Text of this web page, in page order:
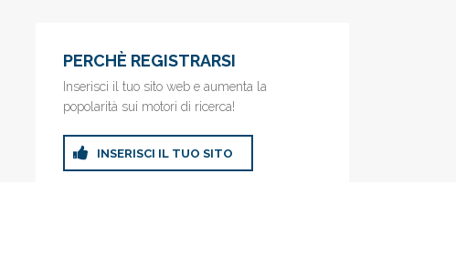
PERCHÈ REGISTRARSI
Inserisci il tuo sito web e aumenta la
popolarità sui motori di ricerca!
INSERISCI IL TUO SITO